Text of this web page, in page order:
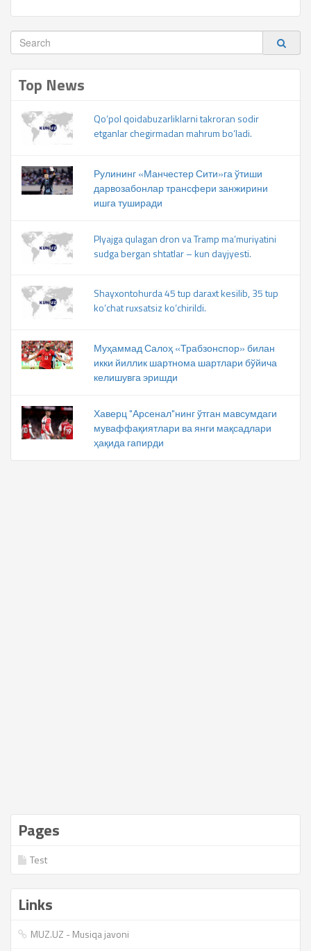
Top News
Qo‘pol qoidabuzarliklarni takroran sodir
etganlar chegirmadan mahrum bo‘ladi.
Рулининг «Манчестер Сити»га ўтиши
дарвозабонлар трансфери занжирини
ишга туширади
Plyajga qulagan dron va Tramp ma’muriyatini
sudga bergan shtatlar – kun dayjyesti.
Shayxontohurda 45 tup daraxt kesilib, 35 tup
ko‘chat ruxsatsiz ko‘chirildi.
Муҳаммад Салоҳ «Трабзонспор» билан
икки йиллик шартнома шартлари бўйича
келишувга эришди
Хаверц "Арсенал"нинг ўтган мавсумдаги
муваффақиятлари ва янги мақсадлари
ҳақида гапирди
Pages
Test
Links
MUZ.UZ - Musiqa javoni